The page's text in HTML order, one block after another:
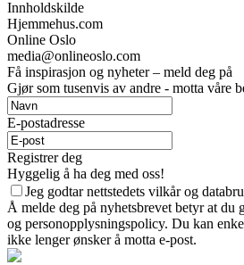
Innholdskilde
Hjemmehus.com
Online Oslo
media@onlineoslo.com
Få inspirasjon og nyheter – meld deg på
Gjør som tusenvis av andre - motta våre
E-postadresse
Registrer deg
Hyggelig å ha deg med oss!
Jeg godtar nettstedets vilkår og
Å melde deg på nyhetsbrevet betyr at
og personopplysningspolicy. Du kan
ikke lenger ønsker å motta e-post.